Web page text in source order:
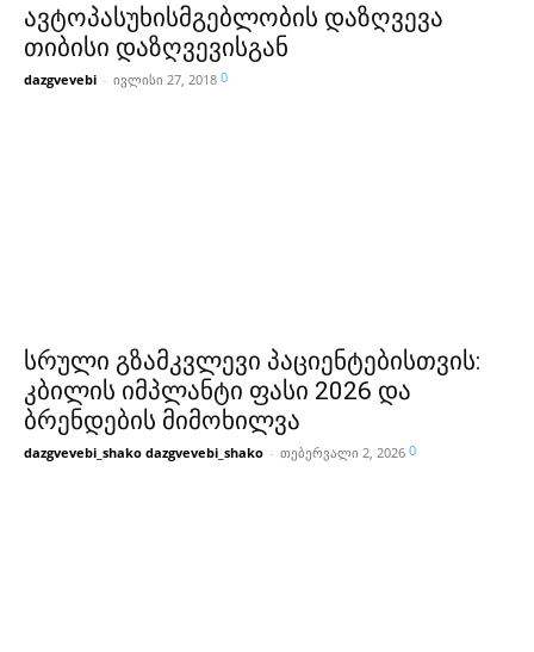
ავტოპასუხისმგებლობის დაზღვევა
თიბისი დაზღვევისგან
dazgvevebi - ივლისი 27, 2018 0
სრული გზამკვლევი პაციენტებისთვის:
კბილის იმპლანტი ფასი 2026 და
ბრენდების მიმოხილვა
dazgvevebi_shako dazgvevebi_shako - თებერვალი 2, 2026 0